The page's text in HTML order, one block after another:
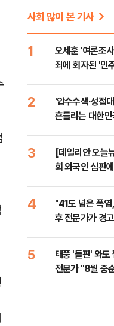
사회 많이 본 기사
1
오세훈 '여론조
죄에 회자된 '민
2
'압수수색·성접
흔들리는 대한
3
[데일리안 오늘
회 외국인 심판
이닉스 프리마
점화, 김민석 "과
99%" 등
4
"41도 넘은 폭
후 전문가가 경
5
태풍 '돌핀' 와도
전문가 "8월 중